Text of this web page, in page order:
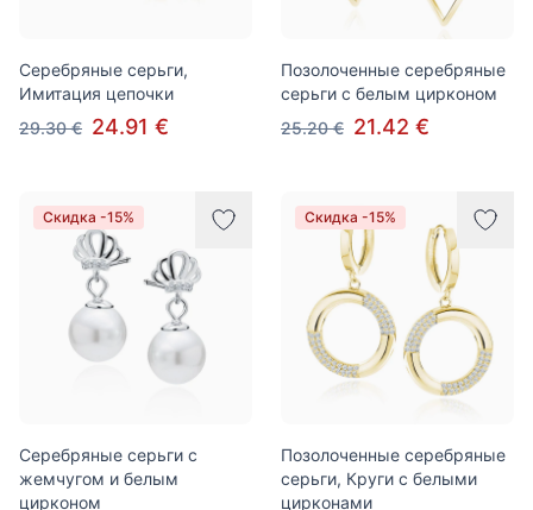
Серебряные серьги,
Имитация цепочки
29.30 € 24.91 €
Позолоченные серебряные
серьги с белым цирконом
25.20 € 21.42 €
Скидка -15%
Серебряные серьги с
жемчугом и белым
цирконом
Скидка -15%
Позолоченные серебряные
серьги, Круги с белыми
цирконами